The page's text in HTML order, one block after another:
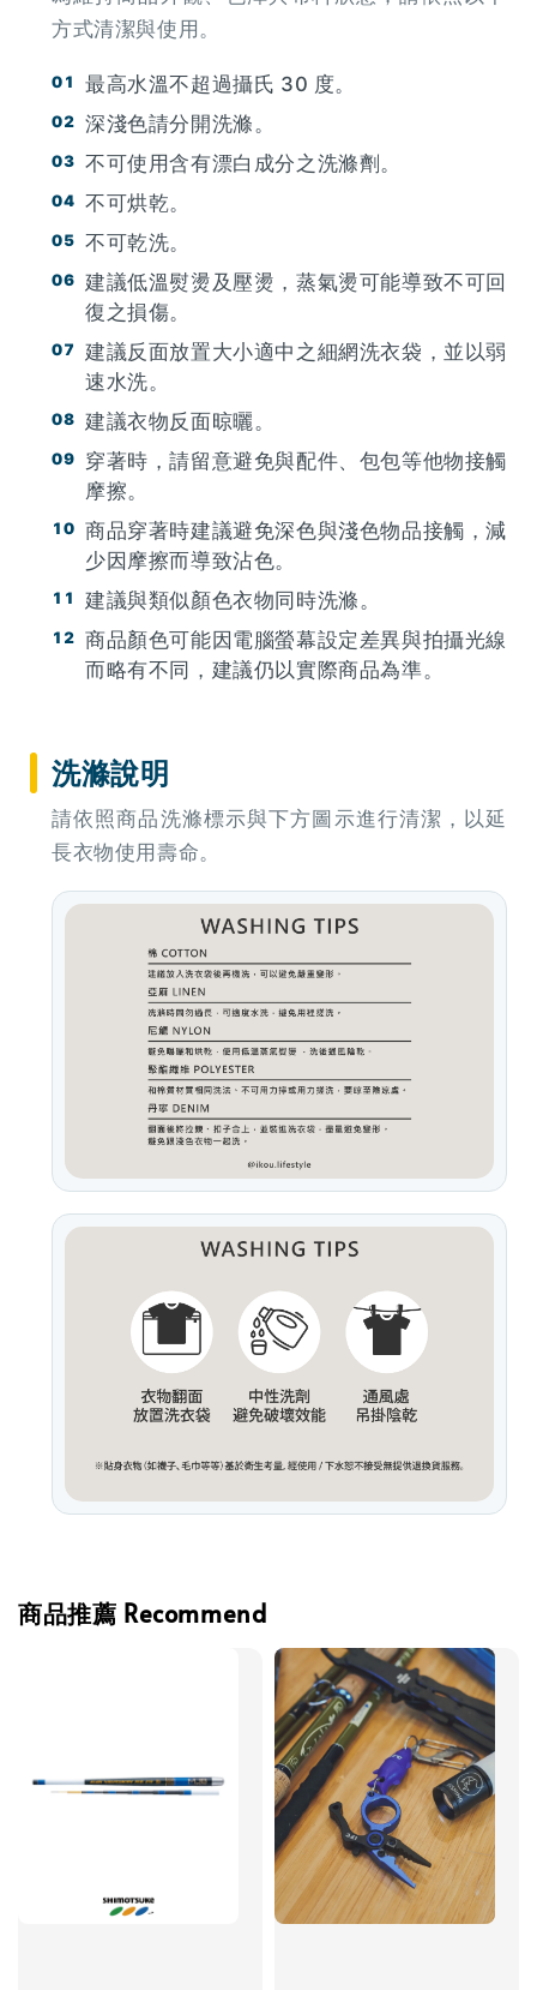
方式清潔與使用。
最高水溫不超過攝氏 30 度。
深淺色請分開洗滌。
不可使用含有漂白成分之洗滌劑。
不可烘乾。
不可乾洗。
建議低溫熨燙及壓燙，蒸氣燙可能導致不可回
復之損傷。
建議反面放置大小適中之細網洗衣袋，並以弱
速水洗。
建議衣物反面晾曬。
穿著時，請留意避免與配件、包包等他物接觸
摩擦。
商品穿著時建議避免深色與淺色物品接觸，減
少因摩擦而導致沾色。
建議與類似顏色衣物同時洗滌。
商品顏色可能因電腦螢幕設定差異與拍攝光線
而略有不同，建議仍以實際商品為準。
洗滌說明
請依照商品洗滌標示與下方圖示進行清潔，以延
長衣物使用壽命。
商品推薦 Recommend